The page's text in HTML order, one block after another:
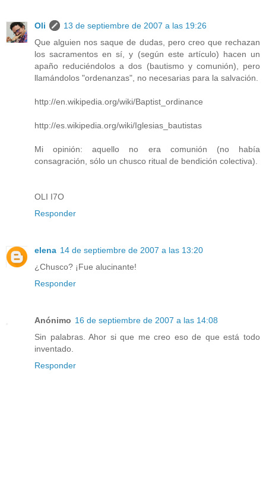
Oli
13 de septiembre de 2007 a las 19:26
Que alguien nos saque de dudas, pero creo que rechazan
los sacramentos en sí, y (según este artículo) hacen un
apaño reduciéndolos a dos (bautismo y comunión), pero
llamándolos "ordenanzas", no necesarias para la salvación.
http://en.wikipedia.org/wiki/Baptist_ordinance
http://es.wikipedia.org/wiki/Iglesias_bautistas
Mi opinión: aquello no era comunión (no había
consagración, sólo un chusco ritual de bendición colectiva).
OLI I7O
Responder
elena 14 de septiembre de 2007 a las 13:20
¿Chusco? ¡Fue alucinante!
Responder
Anónimo 16 de septiembre de 2007 a las 14:08
Sin palabras. Ahor si que me creo eso de que está todo
inventado.
Responder